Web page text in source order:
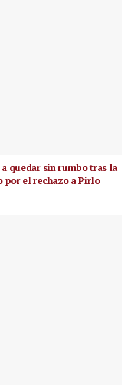
quedar sin rumbo tras la
por el rechazo a Pirlo